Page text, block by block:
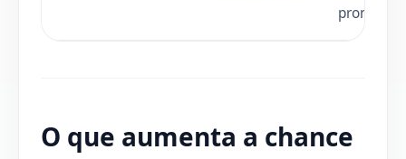
prontos.
O que aumenta a chance